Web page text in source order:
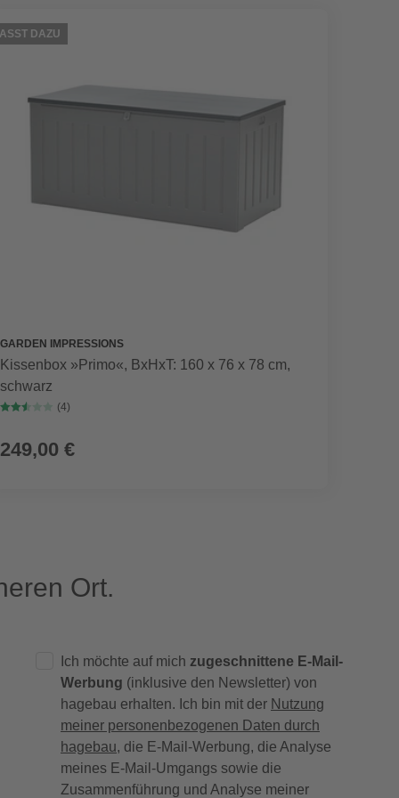
DAZU
GARDEN IMPRESSIONS
Kissenbox »Primo«, BxHxT: 160 x 76 x 78 cm,
schwarz
(4)
249,00 €
Ort.
Ich möchte auf mich zugeschnittene E-Mail-
Werbung (inklusive den Newsletter) von
hagebau erhalten. Ich bin mit der Nutzung
meiner personenbezogenen Daten durch
hagebau, die E-Mail-Werbung, die Analyse
meines E-Mail-Umgangs sowie die
Zusammenführung und Analyse meiner